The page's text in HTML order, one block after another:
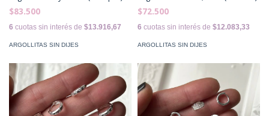
$83.500
6 cuotas sin interés de $13.916,67
ARGOLLITAS SIN DIJES
$72.500
6 cuotas sin interés de $12.083,33
ARGOLLITAS SIN DIJES